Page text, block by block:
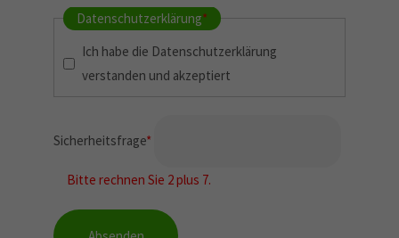
Datenschutzerklärung*
Ich habe die Datenschutzerklärung
verstanden und akzeptiert
Sicherheitsfrage*
Bitte rechnen Sie 2 plus 7.